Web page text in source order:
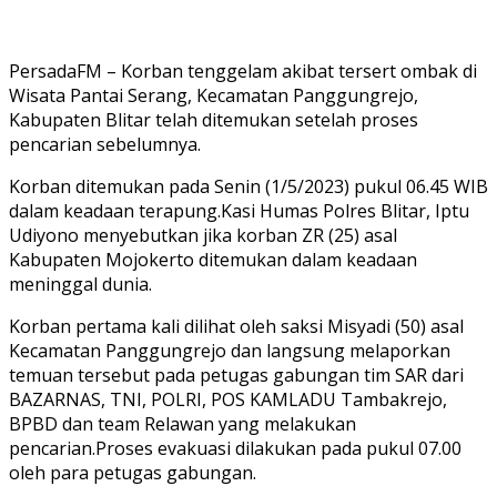
PersadaFM – Korban tenggelam akibat tersert ombak di
Wisata Pantai Serang, Kecamatan Panggungrejo,
Kabupaten Blitar telah ditemukan setelah proses
pencarian sebelumnya.
Korban ditemukan pada Senin (1/5/2023) pukul 06.45 WIB
dalam keadaan terapung.Kasi Humas Polres Blitar, Iptu
Udiyono menyebutkan jika korban ZR (25) asal
Kabupaten Mojokerto ditemukan dalam keadaan
meninggal dunia.
Korban pertama kali dilihat oleh saksi Misyadi (50) asal
Kecamatan Panggungrejo dan langsung melaporkan
temuan tersebut pada petugas gabungan tim SAR dari
BAZARNAS, TNI, POLRI, POS KAMLADU Tambakrejo,
BPBD dan team Relawan yang melakukan
pencarian.Proses evakuasi dilakukan pada pukul 07.00
oleh para petugas gabungan.